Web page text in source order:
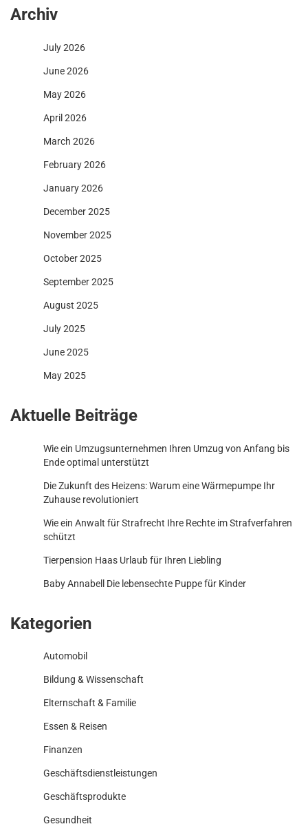
Archiv
July 2026
June 2026
May 2026
April 2026
March 2026
February 2026
January 2026
December 2025
November 2025
October 2025
September 2025
August 2025
July 2025
June 2025
May 2025
Aktuelle Beiträge
Wie ein Umzugsunternehmen Ihren Umzug von Anfang bis
Ende optimal unterstützt
Die Zukunft des Heizens: Warum eine Wärmepumpe Ihr
Zuhause revolutioniert
Wie ein Anwalt für Strafrecht Ihre Rechte im Strafverfahren
schützt
Tierpension Haas Urlaub für Ihren Liebling
Baby Annabell Die lebensechte Puppe für Kinder
Kategorien
Automobil
Bildung & Wissenschaft
Elternschaft & Familie
Essen & Reisen
Finanzen
Geschäftsdienstleistungen
Geschäftsprodukte
Gesundheit